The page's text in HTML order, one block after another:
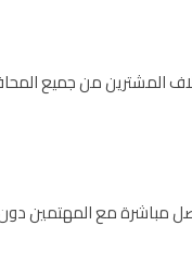
المشترين من جميع
مباشرة مع المهتمين